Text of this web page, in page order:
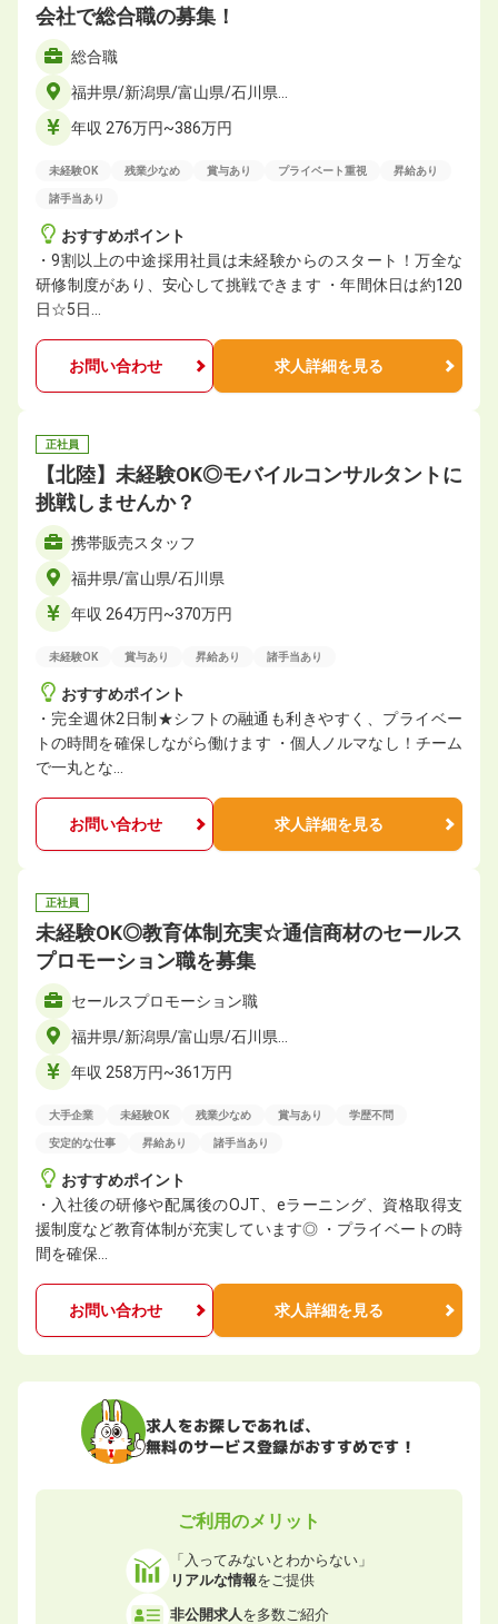
会社で総合職の募集！
総合職
福井県/新潟県/富山県/石川県…
年収 276万円~386万円
未経験OK 残業少なめ 賞与あり プライベート重視 昇給あり
諸手当あり
おすすめポイント
・9割以上の中途採用社員は未経験からのスタート！万全な
研修制度があり、安心して挑戦できます ・年間休日は約120
日☆5日…
お問い合わせ 求人詳細を見る
正社員
【北陸】未経験OK◎モバイルコンサルタントに
挑戦しませんか？
携帯販売スタッフ
福井県/富山県/石川県
年収 264万円~370万円
未経験OK 賞与あり 昇給あり 諸手当あり
おすすめポイント
・完全週休2日制★シフトの融通も利きやすく、プライベー
トの時間を確保しながら働けます ・個人ノルマなし！チーム
で一丸とな…
お問い合わせ 求人詳細を見る
正社員
未経験OK◎教育体制充実☆通信商材のセールス
プロモーション職を募集
セールスプロモーション職
福井県/新潟県/富山県/石川県…
年収 258万円~361万円
大手企業 未経験OK 残業少なめ 賞与あり 学歴不問
安定的な仕事 昇給あり 諸手当あり
おすすめポイント
・入社後の研修や配属後のOJT、eラーニング、資格取得支
援制度など教育体制が充実しています◎ ・プライベートの時
間を確保…
お問い合わせ 求人詳細を見る
求人をお探しであれば、
無料のサービス登録がおすすめです！
ご利用のメリット
「入ってみないとわからない」
リアルな情報をご提供
非公開求人を多数ご紹介